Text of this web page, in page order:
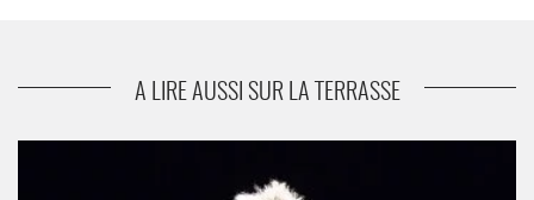
Les Barbelés
A LIRE AUSSI SUR LA TERRASSE